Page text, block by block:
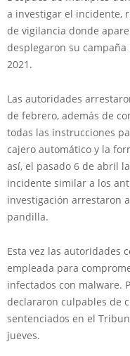
a investigar el incidente,
de vigilancia donde
desplegaron su
2021.
Las autoridades
de febrero, además de
todas las instrucciones
cajero automático y la
así, el pasado 6 de abril
incidente similar a los
investigación arrestaron
pandilla.
Esta vez las autoridades
empleada para
infectados con malware.
declararon culpables de
sentenciados en el
jueves.